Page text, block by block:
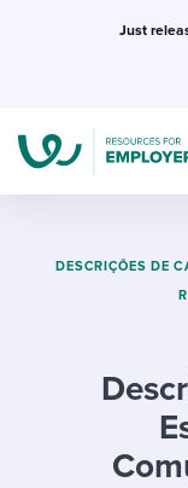
Just
DESCRIÇÕES DE